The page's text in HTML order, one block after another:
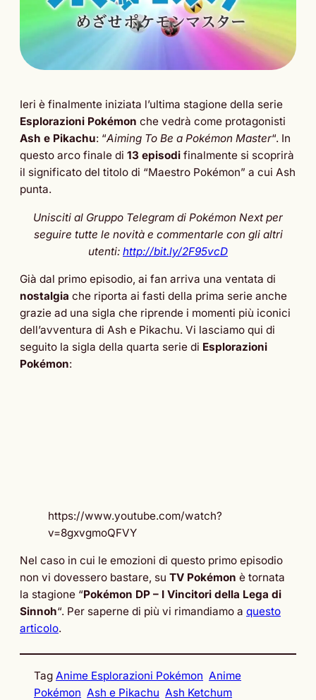
Ieri è finalmente iniziata l’ultima stagione della serie
Esplorazioni Pokémon che vedrà come protagonisti
Ash e Pikachu: “Aiming To Be a Pokémon Master“. In
questo arco finale di 13 episodi finalmente si scoprirà
il significato del titolo di “Maestro Pokémon” a cui Ash
punta.
Unisciti al Gruppo Telegram di Pokémon Next per
seguire tutte le novità e commentarle con gli altri
utenti: http://bit.ly/2F95vcD
Già dal primo episodio, ai fan arriva una ventata di
nostalgia che riporta ai fasti della prima serie anche
grazie ad una sigla che riprende i momenti più iconici
dell’avventura di Ash e Pikachu. Vi lasciamo qui di
seguito la sigla della quarta serie di Esplorazioni
Pokémon:
https://www.youtube.com/watch?
v=8gxvgmoQFVY
Nel caso in cui le emozioni di questo primo episodio
non vi dovessero bastare, su TV Pokémon è tornata
la stagione “Pokémon DP – I Vincitori della Lega di
Sinnoh“. Per saperne di più vi rimandiamo a questo
articolo.
Tag Anime Esplorazioni Pokémon Anime
Pokémon Ash e Pikachu Ash Ketchum